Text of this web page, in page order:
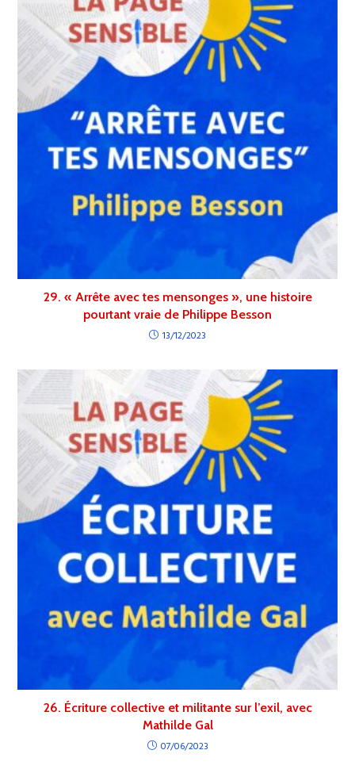
29. « Arrête avec tes mensonges », une histoire
pourtant vraie de Philippe Besson
13/12/2023
26. Écriture collective et militante sur l’exil, avec
Mathilde Gal
07/06/2023